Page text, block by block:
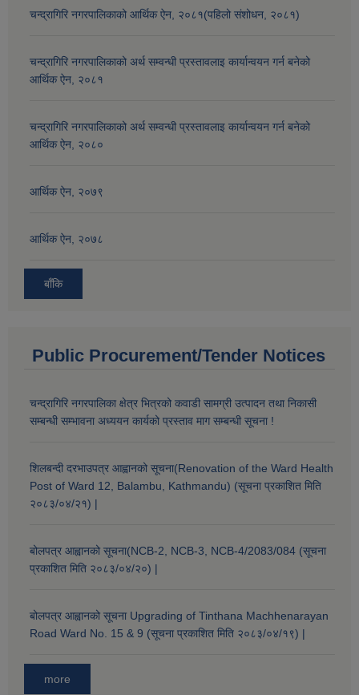
चन्द्रागिरि नगरपालिकाको आर्थिक ऐन, २०८१(पहिलो संशोधन, २०८१)
चन्द्रागिरि नगरपालिकाको अर्थ सम्वन्धी प्रस्तावलाइ कार्यान्वयन गर्न बनेको
आर्थिक ऐन, २०८१
चन्द्रागिरि नगरपालिकाको अर्थ सम्वन्धी प्रस्तावलाइ कार्यान्वयन गर्न बनेको
आर्थिक ऐन, २०८०
आर्थिक ऐन, २०७९
आर्थिक ऐन, २०७८
बाँकि
Public Procurement/Tender Notices
चन्द्रागिरि नगरपालिका क्षेत्र भित्रको कवाडी सामग्री उत्पादन तथा निकासी
सम्बन्धी सम्भावना अध्ययन कार्यको प्रस्ताव माग सम्बन्धी सूचना !
शिलबन्दी दरभाउपत्र आह्वानको सूचना(Renovation of the Ward Health
Post of Ward 12, Balambu, Kathmandu) (सूचना प्रकाशित मिति
२०८३/०४/२१) |
बोलपत्र आह्वानको सूचना(NCB-2, NCB-3, NCB-4/2083/084 (सूचना
प्रकाशित मिति २०८३/०४/२०) |
बोलपत्र आह्वानको सूचना Upgrading of Tinthana Machhenarayan
Road Ward No. 15 & 9 (सूचना प्रकाशित मिति २०८३/०४/१९) |
more